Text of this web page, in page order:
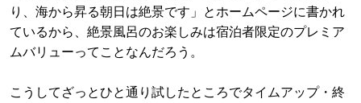
り、海から昇る朝日は絶景です」とホームページに書かれ
ているから、絶景風呂のお楽しみは宿泊者限定のプレミア
ムバリューってことなんだろう。
こうしてざっとひと通り試したところでタイムアップ・終